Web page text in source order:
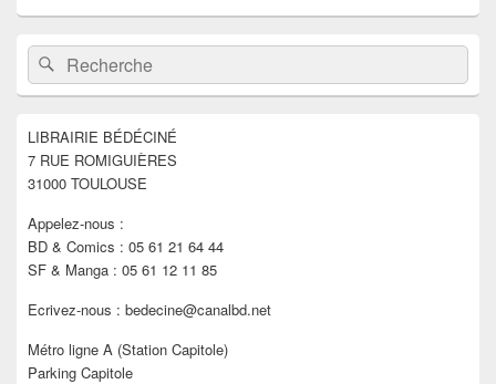
Zone
principale
de
widget
barre
latérale
Recherche :Rechercher
LIBRAIRIE BÉDÉCINÉ
7 RUE ROMIGUIÈRES
31000 TOULOUSE
Appelez-nous :
BD & Comics : 05 61 21 64 44
SF & Manga : 05 61 12 11 85
Ecrivez-nous : bedecine@canalbd.net
Métro ligne A (Station Capitole)
Parking Capitole